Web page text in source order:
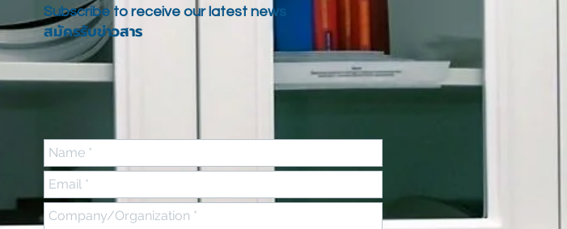
Subscribe to receive our latest news
สมัครรับข่าวสาร